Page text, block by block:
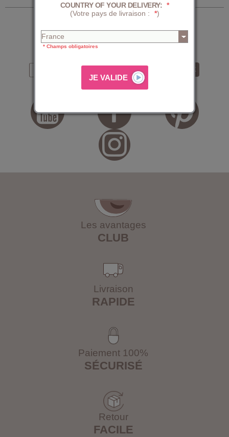
SUIVEZ-NOUS
NOUVEAUTÉS, TENDANCE, INFOS CLUB
Les avantages
CLUB
Livraison
RAPIDE
Paiement 100%
SÉCURISÉ
Retour
FACILE
COUNTRY OF YOUR DELIVERY: *
(Votre pays de livraison :
*)
* Champs obligatoires